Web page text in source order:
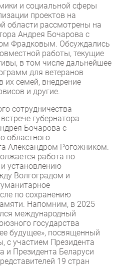
и социальной сферы
проектов на
области рассмотрены на
Андрея Бочарова с
Фрадковым. Обсуждались
работы, текущие
в том числе дальнейшее
для ветеранов
их семей, внедрение
и другие.
сотрудничества
губернатора
Бочарова с
областного
Александром Рогожником.
работа по
установлению
Волгоградом и
по сохранению
Напомним, в 2025
международный
государства
будущее», посвященный
с участием Президента
и Президента Беларуси
19 стран